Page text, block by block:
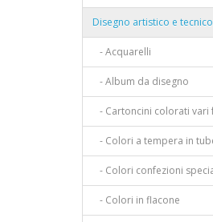
Disegno artistico e
- Acquarelli
- Album da disegno
- Cartoncini colorati vari
- Colori a tempera in
- Colori confezioni
- Colori in flacone